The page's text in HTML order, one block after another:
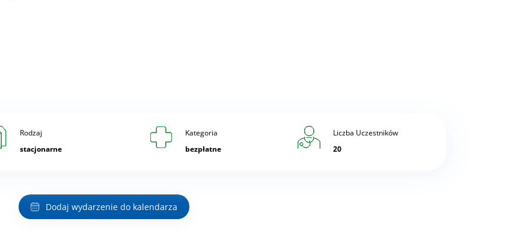
Rodzaj
stacjonarne
Kategoria
bezpłatne
Liczba Uczestników
20
Dodaj wydarzenie do kalendarza